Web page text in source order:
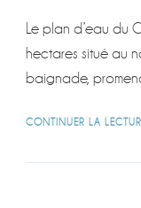
Le plan d’eau du
hectares situé au
baignade,
CONTINUER LA